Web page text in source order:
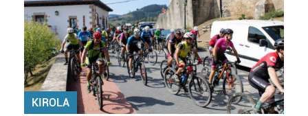
KIROLA